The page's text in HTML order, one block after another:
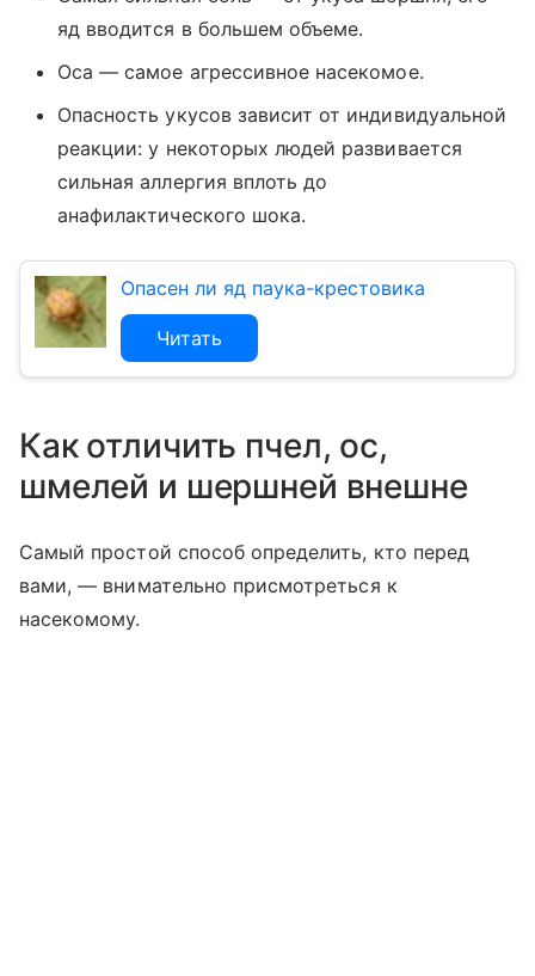
яд вводится в большем объеме.
Оса — самое агрессивное насекомое.
Опасность укусов зависит от индивидуальной
реакции: у некоторых людей развивается
сильная аллергия вплоть до
анафилактического шока.
Опасен ли яд паука-крестовика
Читать
Как отличить пчел, ос,
шмелей и шершней внешне
Самый простой способ определить, кто перед
вами, — внимательно присмотреться к
насекомому.